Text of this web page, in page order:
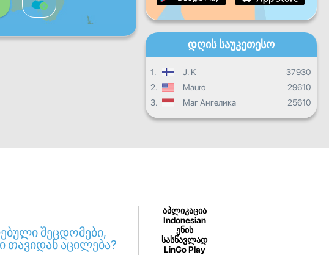
Საერთო პროგრესი
დღის საუკეთესო
1. J. K
37930
2.
Mauro
29610
3.
Маг Ангелика 25610
შეცდომები,
აცილება?
აპლიკაცია
Indonesian
ენის
სასწავლად
LinGo Play